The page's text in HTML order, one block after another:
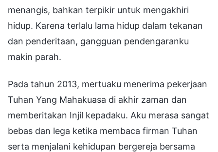
menangis, bahkan terpikir untuk mengakhiri
hidup. Karena terlalu lama hidup dalam tekanan
dan penderitaan, gangguan pendengaranku
makin parah.
Pada tahun 2013, mertuaku menerima pekerjaan
Tuhan Yang Mahakuasa di akhir zaman dan
memberitakan Injil kepadaku. Aku merasa sangat
bebas dan lega ketika membaca firman Tuhan
serta menjalani kehidupan bergereja bersama